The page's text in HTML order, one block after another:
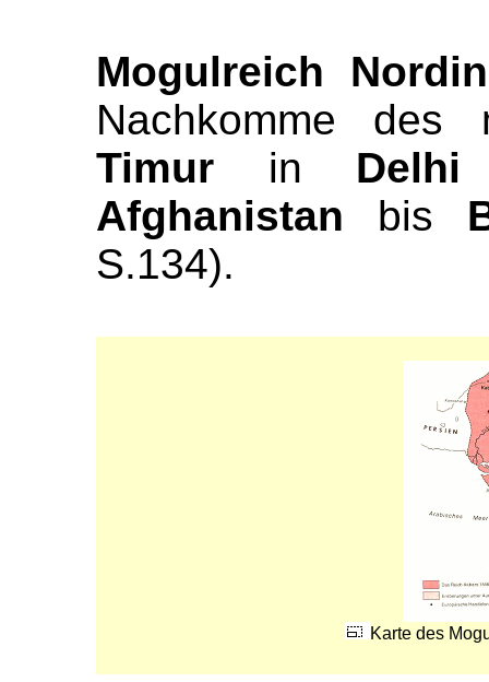
Mogulreich
Nachkomme des
Timur in Delhi
Afghanistan bis
S.134).
Karte des